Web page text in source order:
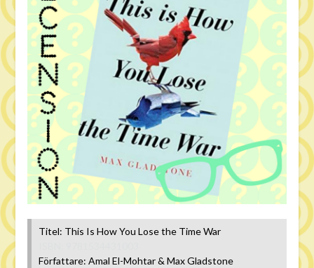
Titel: This Is How You Lose the Time War
Författare: Amal El-Mohtar & Max Gladstone